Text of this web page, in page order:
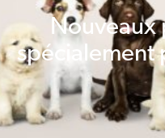
Nouveaux
spécialement